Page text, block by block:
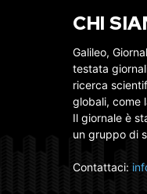
CHI
Galileo,
testata
ricerca
globali, come
Il giornale è
un gruppo di
Contattaci: